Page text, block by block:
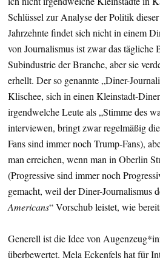
Schlüssel zur Analyse der Politik
Jahrzehnte findet sich nicht in einem
von Journalismus ist zwar das tägliche
Subindustrie der Branche, aber sie
erhellt. Der so genannte „Diner-
Klischee, sich in einen Kleinstadt-
irgendwelche Leute als „Stimme des
interviewen, bringt zwar regelmäßig
Fans sind immer noch Trump-Fans),
man erreichen, wenn man in Oberlin
(Progressive sind immer noch
gemacht, weil der Diner-Journalismus
Americans“ Vorschub leistet, wie
Generell ist die Idee von
überbewertet. Mela Eckenfels hat für